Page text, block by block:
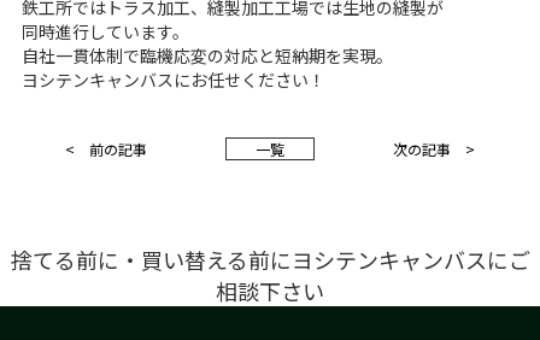
鉄工所ではトラス加工、縫製加工工場では生地の縫製が
同時進行しています。
自社一貫体制で臨機応変の対応と短納期を実現。
ヨシテンキャンバスにお任せください！
< 前の記事 一覧 次の記事 >
捨てる前に・買い替える前にヨシテンキャンバスにご
相談下さい